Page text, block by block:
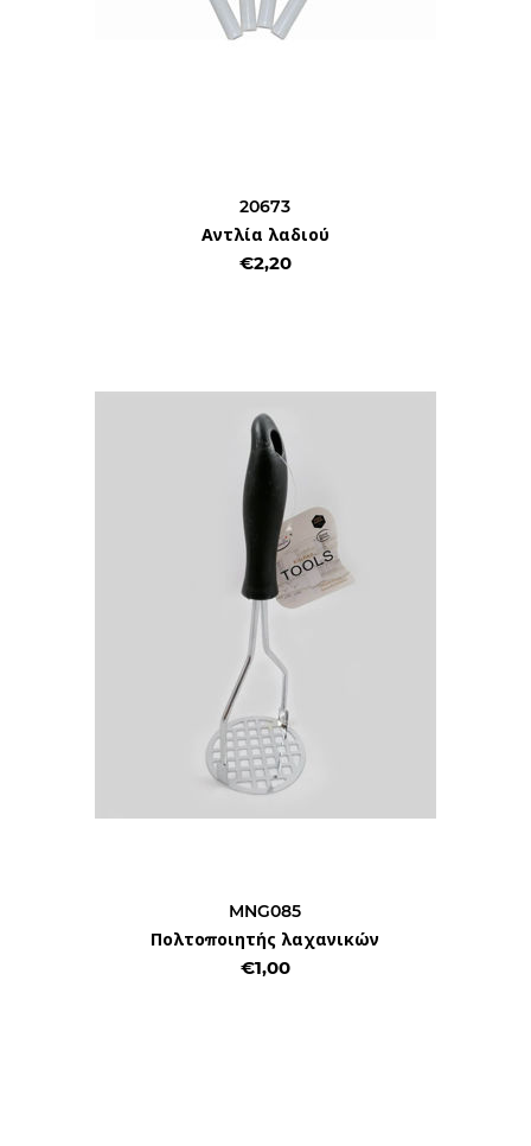
20673
Αντλία λαδιού
€2,20
MNG085
Πολτοποιητής λαχανικών
€1,00